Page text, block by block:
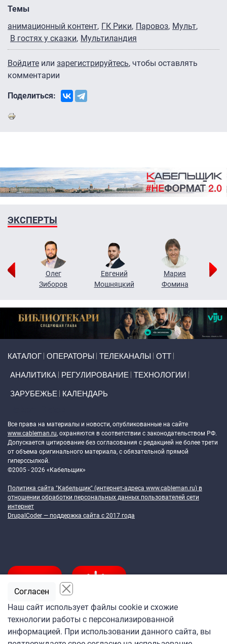
Темы
анимационный контент ГК Рики Паровоз Мульт
В гостях у сказки Мультиландия
Войдите или зарегистрируйтесь, чтобы оставлять
комментарии
Поделиться:
ЭКСПЕРТЫ
Олег
Зиборов
Евгений
Мошняцкий
Мария
Фомина
КАТАЛОГ ОПЕРАТОРЫ ТЕЛЕКАНАЛЫ ОТТ
АНАЛИТИКА РЕГУЛИРОВАНИЕ ТЕХНОЛОГИИ
ЗАРУБЕЖЬЕ КАЛЕНДАРЬ
Все права на материалы и новости, опубликованные на сайте
www.cableman.ru, охраняются в соответствии с законодательством РФ.
Допускается цитирование без согласования с редакцией не более трети
от объема оригинального материала, с обязательной прямой
гиперссылкой.
©2005 - 2026 «Кабельщик»
Политика сайта "Кабельщик" (интернет-адреса www.cableman.ru) в
отношении обработки персональных данных пользователей сети
интернет
DrupalCoder — поддержка сайта c 2017 года
Подпишитесь
на ежедневную рассылку
Наш сайт использует файлы cookie и схожие
технологии работы с персонализированной
информацией. При использовании данного сайта, вы
Согласен